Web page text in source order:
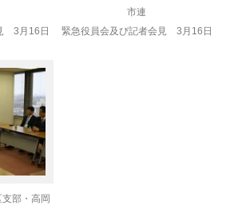
3月16日
市連
緊急役員会及び記者会見 3月16日
部・高岡